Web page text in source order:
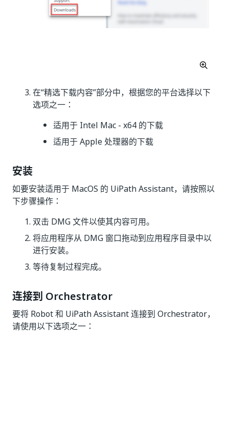
在“精选下载内容”部分中，根据您的平台选择以下
选项之一：
适用于 Intel Mac - x64 的下载
适用于 Apple 处理器的下载
安装
如要安装适用于 MacOS 的 UiPath Assistant，请按照以
下步骤操作：
双击 DMG 文件以使其内容可用。
将应用程序从 DMG 窗口拖动到应用程序目录中以
进行安装。
等待复制过程完成。
连接到 Orchestrator
要将 Robot 和 UiPath Assistant 连接到 Orchestrator，
请使用以下选项之一：